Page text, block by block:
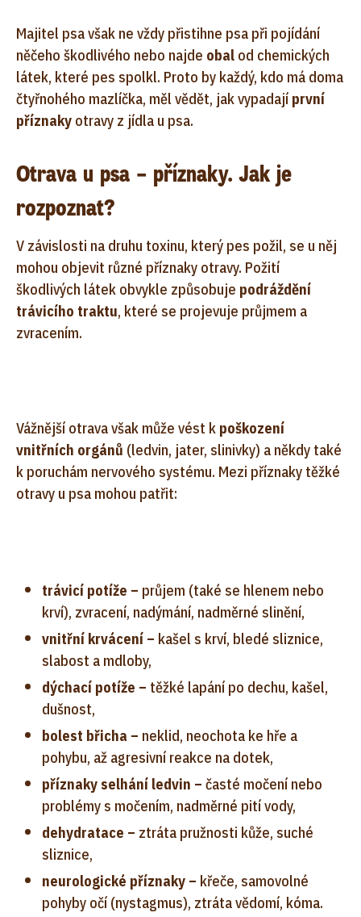
Majitel psa však ne vždy přistihne psa při pojídání
něčeho škodlivého nebo najde obal od chemických
látek, které pes spolkl. Proto by každý, kdo má doma
čtyřnohého mazlíčka, měl vědět, jak vypadají první
příznaky otravy z jídla u psa.
Otrava u psa – příznaky. Jak je
rozpoznat?
V závislosti na druhu toxinu, který pes požil, se u něj
mohou objevit různé příznaky otravy. Požití
škodlivých látek obvykle způsobuje podráždění
trávicího traktu, které se projevuje průjmem a
zvracením.
Vážnější otrava však může vést k poškození
vnitřních orgánů (ledvin, jater, slinivky) a někdy také
k poruchám nervového systému. Mezi příznaky těžké
otravy u psa mohou patřit:
trávicí potíže – průjem (také se hlenem nebo
krví), zvracení, nadýmání, nadměrné slinění,
vnitřní krvácení – kašel s krví, bledé sliznice,
slabost a mdloby,
dýchací potíže – těžké lapání po dechu, kašel,
dušnost,
bolest břicha – neklid, neochota ke hře a
pohybu, až agresivní reakce na dotek,
příznaky selhání ledvin – časté močení nebo
problémy s močením, nadměrné pití vody,
dehydratace – ztráta pružnosti kůže, suché
sliznice,
neurologické příznaky – křeče, samovolné
pohyby očí (nystagmus), ztráta vědomí, kóma.